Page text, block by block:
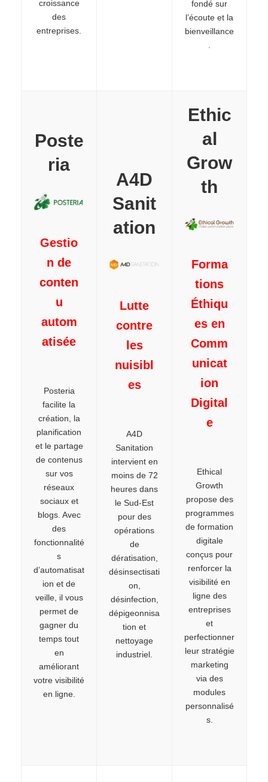
croissance
des
entreprises.
fondé sur
l’écoute et la
bienveillance
Poste
ria
Gestio
n de
conten
u
autom
atisée
Posteria
facilite la
création, la
planification
et le partage
de contenus
sur vos
réseaux
sociaux et
blogs. Avec
des
fonctionnalité
s
d’automatisat
ion et de
veille, il vous
permet de
gagner du
temps tout
en
améliorant
votre visibilité
en ligne.
A4D
Sanit
ation
Lutte
contre
les
nuisibl
es
A4D
Sanitation
intervient en
moins de 72
heures dans
le Sud-Est
pour des
opérations
de
dératisation,
désinsectisati
on,
désinfection,
dépigeonnisa
tion et
nettoyage
industriel.
Ethic
al
Grow
th
Forma
tions
Éthiqu
es en
Comm
unicat
ion
Digital
e
Ethical
Growth
propose des
programmes
de formation
digitale
conçus pour
renforcer la
visibilité en
ligne des
entreprises
et
perfectionner
leur stratégie
marketing
via des
modules
personnalisé
s.